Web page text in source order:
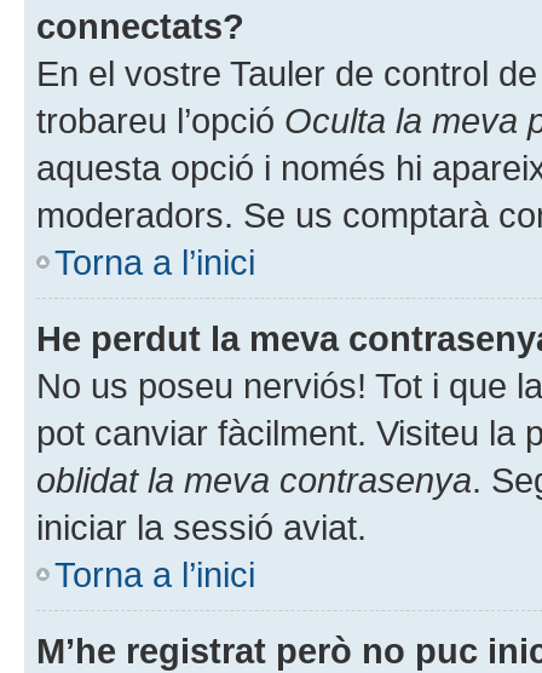
connectats?
En el vostre Tauler de control
trobareu l’opció Oculta la meva
aquesta opció i només hi
moderadors. Se us comptarà
Torna a l’inici
He perdut la meva
No us poseu nerviós! Tot i que
pot canviar fàcilment. Visiteu la
oblidat la meva contrasenya.
iniciar la sessió aviat.
Torna a l’inici
M’he registrat però no puc